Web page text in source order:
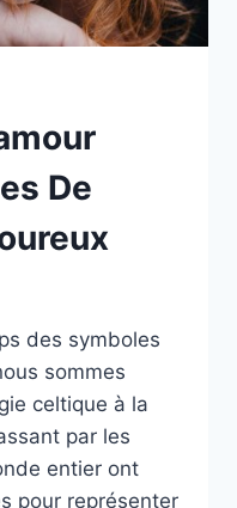
De
des symboles
sommes
celtique à la
par les
entier ont
pour représenter